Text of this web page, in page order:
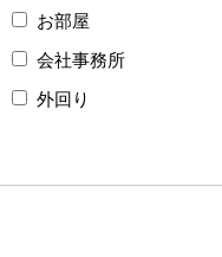
お部屋
会社事務所
外回り